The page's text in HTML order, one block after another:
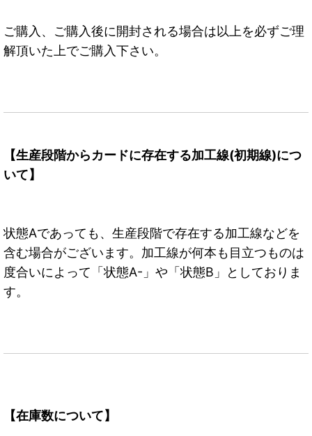
ご購入、ご購入後に開封される場合は以上を必ずご理
解頂いた上でご購入下さい。
【生産段階からカードに存在する加工線(初期線)につ
いて】
状態Aであっても、生産段階で存在する加工線などを
含む場合がございます。加工線が何本も目立つものは
度合いによって「状態A-」や「状態B」としておりま
す。
【在庫数について】